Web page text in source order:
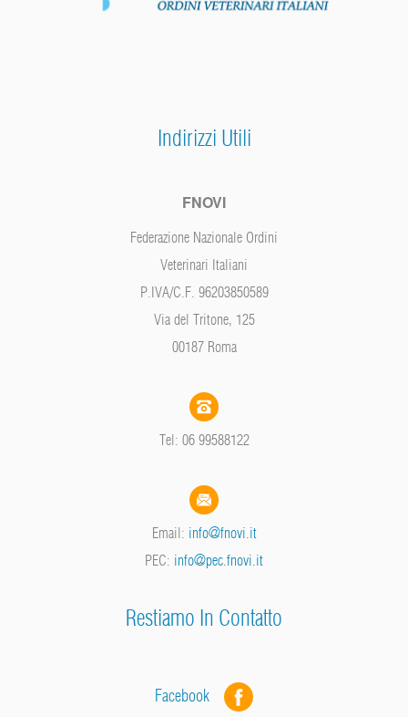
Indirizzi Utili
FNOVI
Federazione Nazionale Ordini
Veterinari Italiani
P.IVA/C.F. 96203850589
Via del Tritone, 125
00187 Roma
Tel: 06 99588122
Email: info@fnovi.it
PEC: info@pec.fnovi.it
Restiamo In Contatto
Facebook